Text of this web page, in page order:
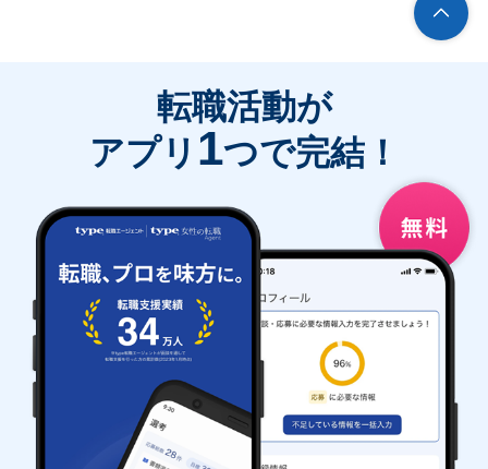
転職活動が
アプリ 1つで完結！